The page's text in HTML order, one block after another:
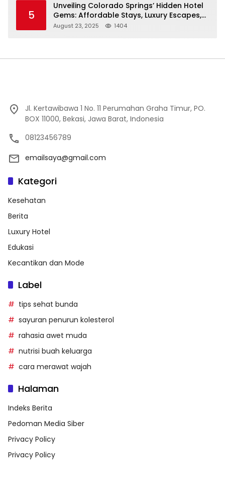
5
Unveiling Colorado Springs’ Hidden Hotel
Gems: Affordable Stays, Luxury Escapes,
and Everything In Between!
August 23, 2025 1404
Jl. Kertawibawa 1 No. 11 Perumahan Graha Timur, PO.
BOX 11000, Bekasi, Jawa Barat, Indonesia
08123456789
emailsaya@gmail.com
Kategori
Kesehatan
Berita
Luxury Hotel
Edukasi
Kecantikan dan Mode
Label
tips sehat bunda
sayuran penurun kolesterol
rahasia awet muda
nutrisi buah keluarga
cara merawat wajah
Halaman
Indeks Berita
Pedoman Media Siber
Privacy Policy
Privacy Policy